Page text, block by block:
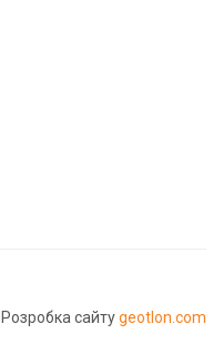
Розробка сайтуgeotlon.com